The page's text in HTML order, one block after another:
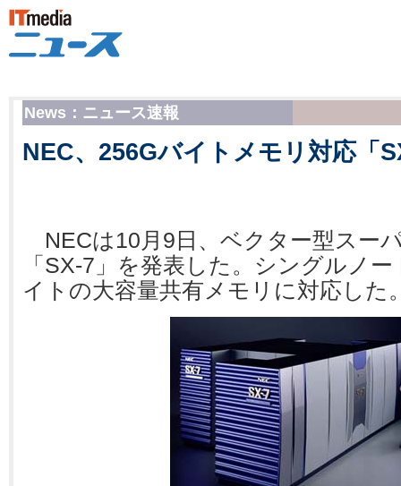
News：ニュース速報
NEC、256Gバイトメモリ対応「
NECは10月9日、ベクター型スー
「SX-7」を発表した。シングルノ
イトの大容量共有メモリに対応した